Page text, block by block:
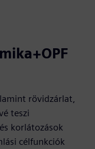
rövidzárlat,
teszi
korlátozások
célfunkciók